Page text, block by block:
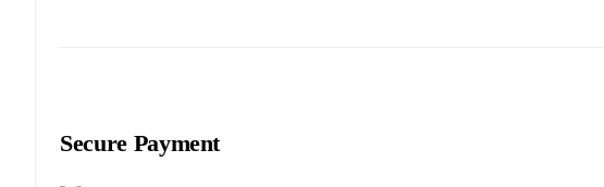
Secure Payment